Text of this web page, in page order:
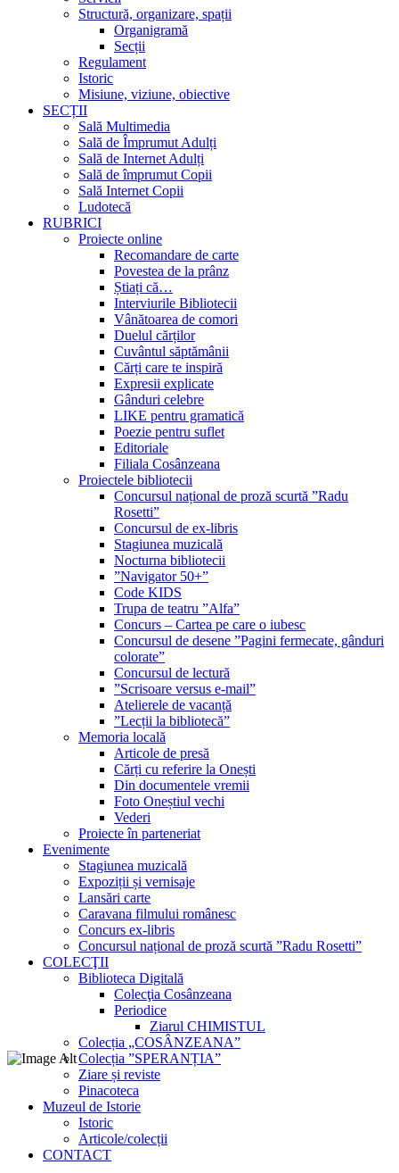
Structură, organizare, spații
Organigramă
Secții
Regulament
Istoric
Misiune, viziune, obiective
SECȚII
Sală Multimedia
Sală de Împrumut Adulți
Sală de Internet Adulți
Sală de împrumut Copii
Sală Internet Copii
Ludotecă
RUBRICI
Proiecte online
Recomandare de carte
Povestea de la prânz
Știați că…
Interviurile Bibliotecii
Vânătoarea de comori
Duelul cărților
Cuvântul săptămânii
Cărți care te inspiră
Expresii explicate
Gânduri celebre
LIKE pentru gramatică
Poezie pentru suflet
Editoriale
Filiala Cosânzeana
Proiectele bibliotecii
Concursul național de proză scurtă ”Radu
Rosetti”
Concursul de ex-libris
Stagiunea muzicală
Nocturna bibliotecii
”Navigator 50+”
Code KIDS
Trupa de teatru ”Alfa”
Concurs – Cartea pe care o iubesc
Concursul de desene ”Pagini fermecate, gânduri
colorate”
Concursul de lectură
”Scrisoare versus e-mail”
Atelierele de vacanță
”Lecții la bibliotecă”
Memoria locală
Articole de presă
Cărți cu referire la Onești
Din documentele vremii
Foto Oneștiul vechi
Vederi
Proiecte în parteneriat
Evenimente
Stagiunea muzicală
Expoziții și vernisaje
Lansări carte
Caravana filmului românesc
Concurs ex-libris
Concursul național de proză scurtă ”Radu Rosetti”
COLECŢII
Biblioteca Digitală
Colecţia Cosânzeana
Periodice
Ziarul CHIMISTUL
Colecția „COSÂNZEANA”
Colecția ”SPERANȚIA”
Ziare și reviste
Pinacoteca
Muzeul de Istorie
Istoric
Articole/colecții
CONTACT